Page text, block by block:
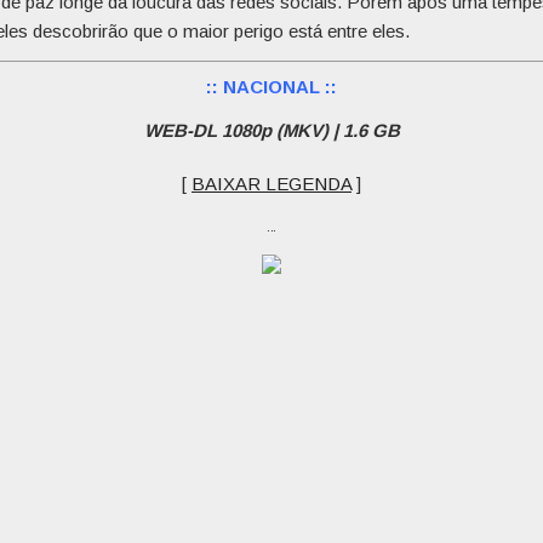
descobrirão que o maior perigo está entre eles.
:: NACIONAL ::
WEB-DL 1080p (MKV) | 1.6 GB
[ BAIXAR LEGENDA]